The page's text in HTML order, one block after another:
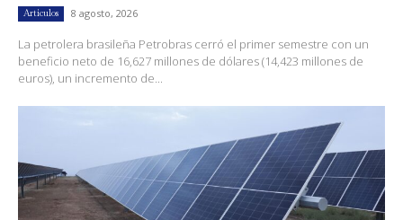
Artículos 8 agosto, 2026
La petrolera brasileña Petrobras cerró el primer semestre con un
beneficio neto de 16,627 millones de dólares (14,423 millones de
euros), un incremento de...